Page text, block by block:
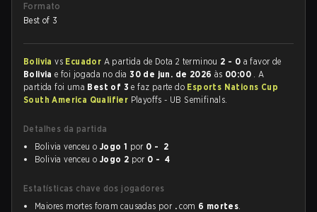
Formato
Best of 3
Boliviavs Ecuador A partida de Dota 2 terminou 2 - 0 a favor de
Boliviae foi jogada no dia30 de jun. de 2026 às 00:00 . A
partida foi uma Best of 3e faz parte do Esports Nations Cup
South America Qualifier Playoffs - UB Semifinals.
Detalhes da partida
Bolivia venceu o Jogo 1 por 0 - 2
Bolivia venceu o Jogo 2 por 0 - 4
Estatísticas chave dos jogadores
Maiores mortes foram causadas por . com 6 mortes.